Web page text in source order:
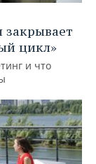
цикл»
и что